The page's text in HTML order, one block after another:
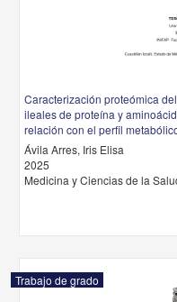
Caracterización proteómica
ileales de proteína y
relación con el perfil
Ávila Arres, Iris Elisa
2025
Medicina y Ciencias de la
Trabajo de grado